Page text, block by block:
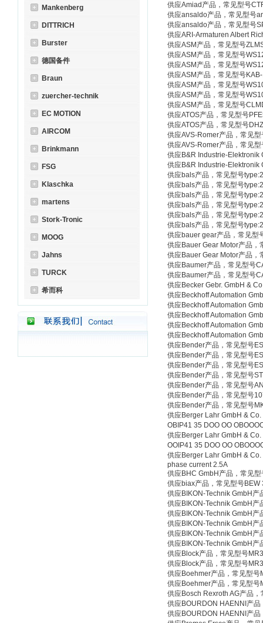
Mankenberg
DITTRICH
Burster
德国备件
Braun
zuercher-technik
EC MOTION
AIRCOM
Brinkmann
FSG
Klaschka
martens
Stork-Tronic
MOOG
Jahns
TURCK
希而科
供应Amiad产品，常见型号
供应ansaldo产品，常见型号
供应ansaldo产品，常见型号
供应ARI-Armaturen Albert
供应ASM产品，常见型号
供应ASM产品，常见型号
供应ASM产品，常见型号
供应ASM产品，常见型号
供应ASM产品，常见型号
供应ASM产品，常见型号
供应ASM产品，常见型号
供应ATOS产品，常见型号
供应ATOS产品，常见型号
供应AVS-Romer产品，常见
供应AVS-Romer产品，常见
供应B&R Industrie-Elektronik
供应B&R Industrie-Elektronik
供应bals产品，常见型号
供应bals产品，常见型号
供应bals产品，常见型号
供应bals产品，常见型号
供应bals产品，常见型号
供应bals产品，常见型号
供应bauer gear产品，常见型
供应Bauer Gear Motor产品
供应Bauer Gear Motor产品
供应Baumer产品，常见型号
供应Baumer产品，常见型号
供应Becker Gebr. GmbH &
供应Beckhoff Automation
供应Beckhoff Automation
供应Beckhoff Automation
供应Beckhoff Automation
供应Beckhoff Automation
供应Bender产品，常见型号
供应Bender产品，常见型号
供应Bender产品，常见型号
供应Bender产品，常见型号
供应Bender产品，常见型号
供应Bender产品，常见型号
供应Bender产品，常见型号
供应Berger Lahr GmbH &
OBIP41 35 DOO OO
供应Berger Lahr GmbH &
OOIP41 35 DOO OO
供应Berger Lahr GmbH &
phase current 2.5A
供应BHC GmbH产品，常见
供应biax产品，常见型号
供应BIKON-Technik GmbH
供应BIKON-Technik GmbH
供应BIKON-Technik GmbH
供应BIKON-Technik GmbH
供应BIKON-Technik GmbH
供应BIKON-Technik GmbH
供应Block产品，常见型号
供应Block产品，常见型号
供应Boehmer产品，常见型
供应Boehmer产品，常见型
供应Bosch Rexroth AG产品
供应BOURDON HAENNI产
供应BOURDON HAENNI产